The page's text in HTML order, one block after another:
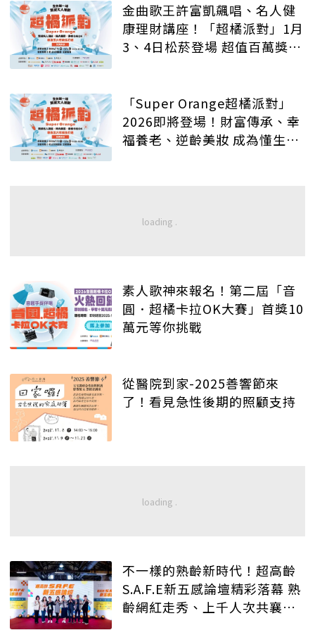
金曲歌王許富凱飆唱、名人健
康理財講座！「超橘派對」1月
3、4日松菸登場 超值百萬獎品
「Super Orange超橘派對」
2026即將登場！財富傳承、幸
福養老、逆齡美妝 成為懂生活
素人歌神來報名！第二屆「音
圓．超橘卡拉OK大賽」首獎10
萬元等你挑戰
從醫院到家-2025善響節來
了！看見急性後期的照顧支持
不一樣的熟齡新時代！超高齡
S.A.F.E新五感論壇精彩落幕 熟
齡網紅走秀、上千人次共襄盛